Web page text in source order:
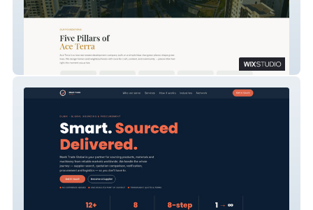
Ace Terra Developments